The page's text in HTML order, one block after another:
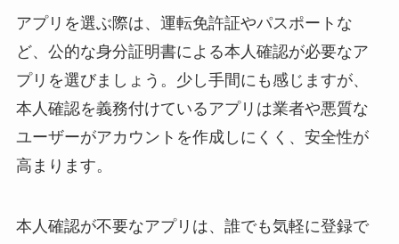
アプリを選ぶ際は、運転免許証やパスポートな
ど、公的な身分証明書による本人確認が必要なア
プリを選びましょう。少し手間にも感じますが、
本人確認を義務付けているアプリは業者や悪質な
ユーザーがアカウントを作成しにくく、安全性が
高まります。
本人確認が不要なアプリは、誰でも気軽に登録で